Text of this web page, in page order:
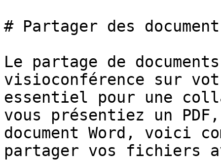
# Partager des
Le partage de
visioconférence sur
essentiel pour une
vous présentiez un
document Word, voici
partager vos fichiers